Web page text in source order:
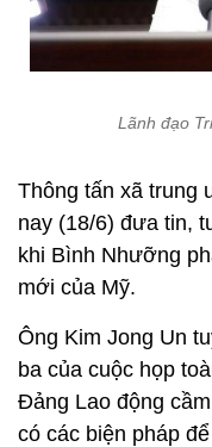
Lãnh đạo
Thông tấn xã trung
nay (18/6) đưa tin,
khi Bình Nhưỡng
mới của Mỹ.
Ông Kim Jong Un
ba của cuộc họp
Đảng Lao động
có các biện pháp